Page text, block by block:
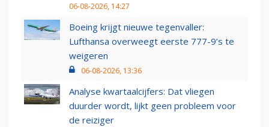
06-08-2026, 14:27
Boeing krijgt nieuwe tegenvaller:
Lufthansa overweegt eerste 777-9’s te
weigeren
06-08-2026, 13:36
Analyse kwartaalcijfers: Dat vliegen
duurder wordt, lijkt geen probleem voor
de reiziger